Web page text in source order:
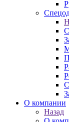
О компании
Назад